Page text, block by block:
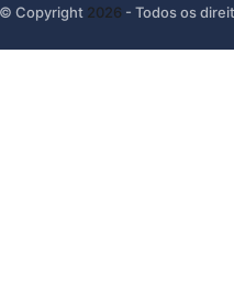
© Copyright 2026 - Todos os